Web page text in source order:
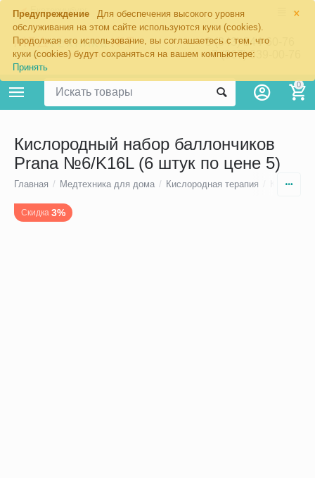
×
Предупреждение
Для обеспечения высокого уровня
обслуживания на этом сайте используются куки (cookies).
Продолжая его использование, вы соглашаетесь с тем, что
куки (cookies) будут сохраняться на вашем компьютере:
Принять
Екатеринбург
8 (343) 344-60-76
+7 (967) 639-00-76
0
Кислородный набор баллончиков
Prana №6/K16L (6 штук по цене 5)
Главная / Медтехника для дома / Кислородная терапия
Скидка 3%